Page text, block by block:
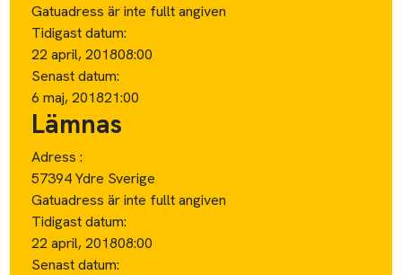
Gatuadress är inte fullt angiven
Tidigast datum:
22 april, 201808:00
Senast datum:
6 maj, 201821:00
Lämnas
Adress :
57394 Ydre Sverige
Gatuadress är inte fullt angiven
Tidigast datum:
22 april, 201808:00
Senast datum: